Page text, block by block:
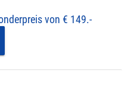
von € 149.-